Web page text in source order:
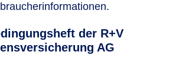
der R+V
AG